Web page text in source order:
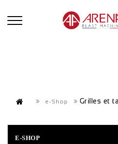
e-Shop Grilles et
E-SHOP